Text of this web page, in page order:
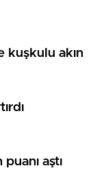
kuşkulu akın
aştı